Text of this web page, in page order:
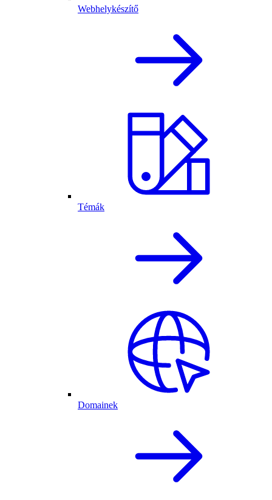
Webhelykészítő
Témák
Domainek